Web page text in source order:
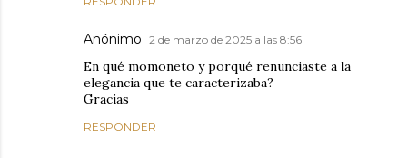
Anónimo 2 de marzo de 2025 a las 8:56
En qué momoneto y porqué renunciaste a la
elegancia que te caracterizaba?
Gracias
RESPONDER